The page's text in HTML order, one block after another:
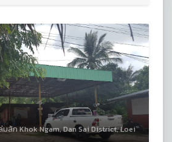
มสัก Khok Ngam, Dan Sai District, Loei